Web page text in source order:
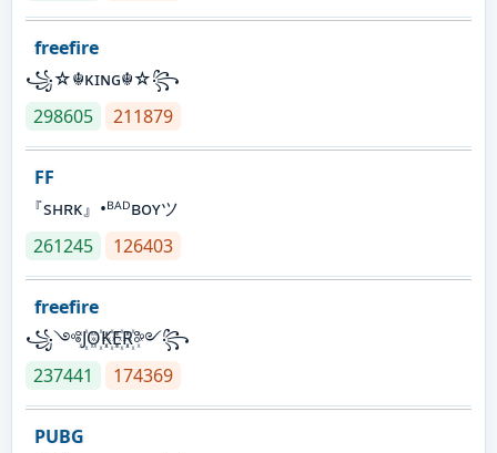
freefire
꧁☆☬κɪɴɢ☬☆꧂
298605
211879
FF
『sʜʀᴋ』•ᴮᴬᴰʙᴏʏツ
261245
126403
freefire
꧁༺J꙰O꙰K꙰E꙰R꙰༻꧂
237441
174369
PUBG